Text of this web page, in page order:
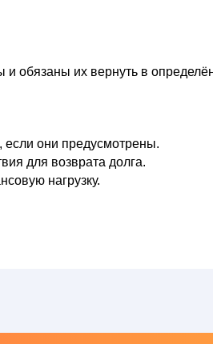
и обязаны их вернуть в
если они предусмотрены.
для возврата долга.
нагрузку.